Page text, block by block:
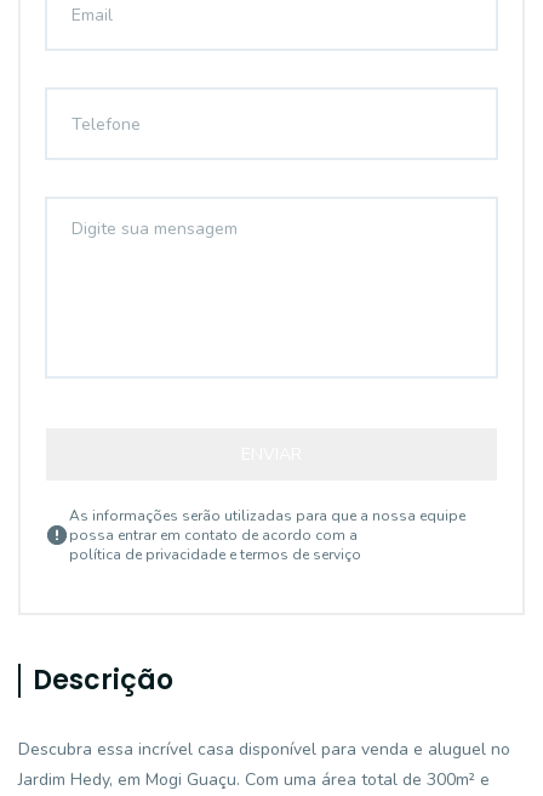
As informações serão utilizadas para que a nossa equipe
possa entrar em contato de acordo com a
política de privacidade e termos de serviço
Descrição
Descubra essa incrível casa disponível para venda e aluguel no
Jardim Hedy, em Mogi Guaçu. Com uma área total de 300m² e